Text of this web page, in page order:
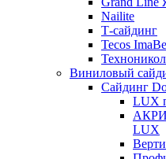
Nailite
Т-сайдинг
Tecos
Виниловый
Сайдинг
LUX
LUX